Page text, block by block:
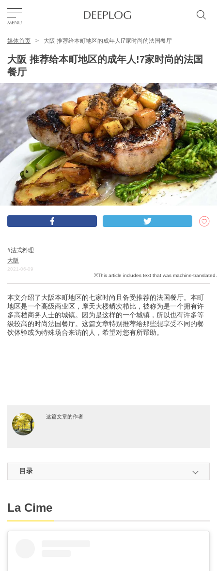
TOP
区域
特色主题
简体中文
USD
关於DEEPLOG
隐私政策
联系我们
网站营运公司
招募旅游作家
媒体首页 大阪 推荐给本町地区的成年人!7家时尚的法国餐厅
大阪 推荐给本町地区的成年人!7家时尚的法国
餐厅
法式料理
大阪
2021-06-09
本文介绍了大阪本町地区的七家时尚且备受推荐的法国餐厅。本町
地区是一个高级商业区，摩天大楼鳞次栉比，被称为是一个拥有许
多高档商务人士的城镇。因为是这样的一个城镇，所以也有许多等
级较高的时尚法国餐厅。这篇文章特别推荐给那些想享受不同的餐
饮体验或为特殊场合来访的人，希望对您有所帮助。
这篇文章的作者
目录
La Cime